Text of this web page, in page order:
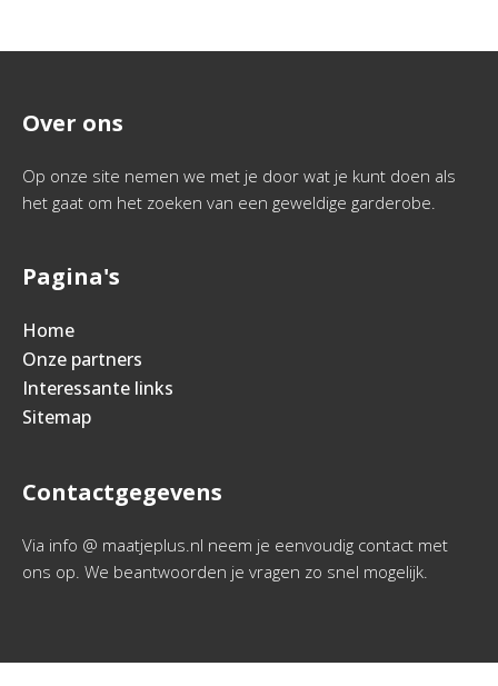
Over ons
Op onze site nemen we met je door wat je kunt doen als
het gaat om het zoeken van een geweldige garderobe.
Pagina's
Home
Onze partners
Interessante links
Sitemap
Contactgegevens
Via info @ maatjeplus.nl neem je eenvoudig contact met
ons op. We beantwoorden je vragen zo snel mogelijk.